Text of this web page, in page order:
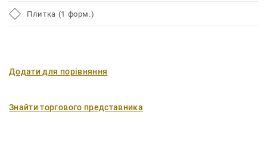
Плитка (1 форм.)
Додати для порівняння
Знайти торгового представника